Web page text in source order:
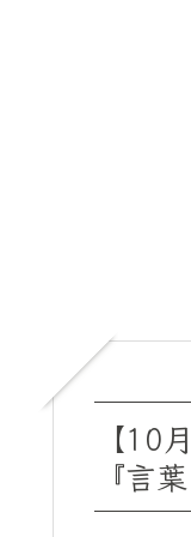
【10
『言